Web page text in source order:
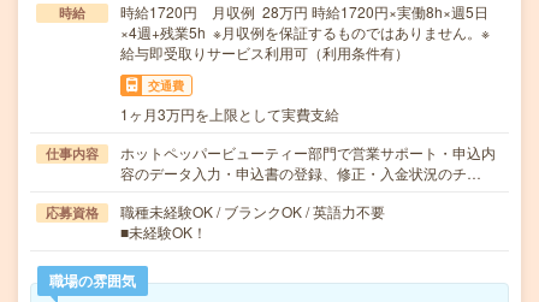
時給
時給1720円 月収例 28万円 時給1720円×実働8h×週5日
×4週+残業5h ※月収例を保証するものではありません。※
給与即受取りサービス利用可（利用条件有）
交通費
1ヶ月3万円を上限として実費支給
仕事内容
ホットペッパービューティー部門で営業サポート・申込内
容のデータ入力・申込書の登録、修正・入金状況のチ…
応募資格
職種未経験OK / ブランクOK / 英語力不要
■未経験OK！
職場の雰囲気